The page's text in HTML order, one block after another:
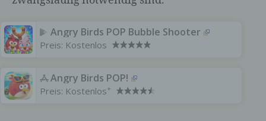
Angry Birds POP Bubble Shooter
Preis: Kostenlos
Angry Birds POP!
Preis: Kostenlos+
automatisierter Verfahren ausgeführte
im Zusammenhang mit
personenbezogenen Daten wie das
Anpassung oder Veränderung, das
Auslesen, das Abfragen, die Verwendung,